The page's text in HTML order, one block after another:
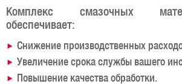
Комплекс смазочных
обеспечивает:
Снижение производственных
Увеличение срока службы вашего
Повышение качества обработки.